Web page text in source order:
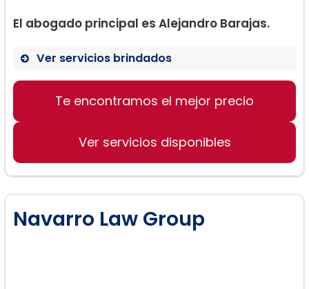
El abogado principal es Alejandro Barajas.
Ver servicios brindados
Ajuste de Estatus
Te encontramos el mejor precio
Ver servicios disponibles
Navarro Law Group